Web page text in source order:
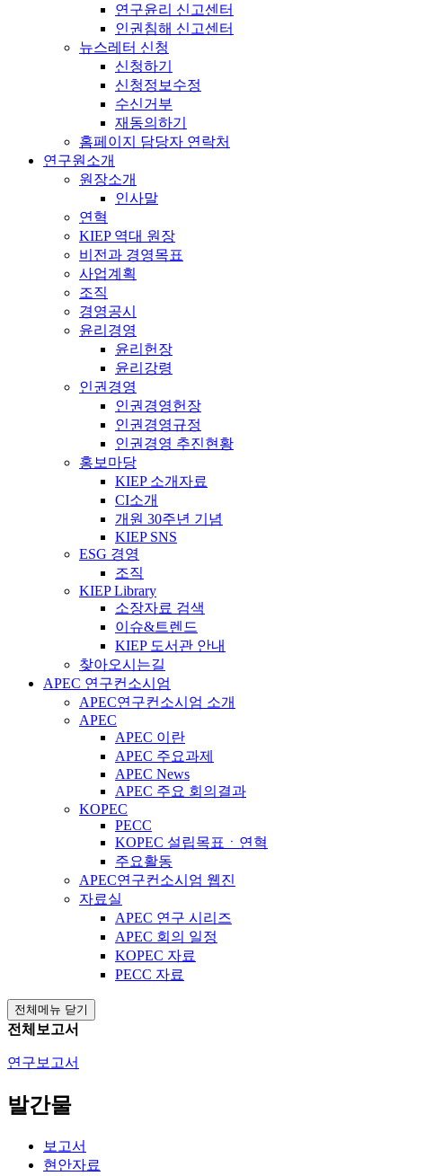
연구윤리 신고센터
인권침해 신고센터
뉴스레터 신청
신청하기
신청정보수정
수신거부
재동의하기
홈페이지 담당자 연락처
연구원소개
원장소개
인사말
연혁
KIEP 역대 원장
비전과 경영목표
사업계획
조직
경영공시
윤리경영
윤리헌장
윤리강령
인권경영
인권경영헌장
인권경영규정
인권경영 추진현황
홍보마당
KIEP 소개자료
CI소개
개원 30주년 기념
KIEP SNS
ESG 경영
조직
KIEP Library
소장자료 검색
이슈&트렌드
KIEP 도서관 안내
찾아오시는길
APEC 연구컨소시엄
APEC연구컨소시엄 소개
APEC
APEC 이란
APEC 주요과제
APEC News
APEC 주요 회의결과
KOPEC
PECC
KOPEC 설립목표ㆍ연혁
주요활동
APEC연구컨소시엄 웹진
자료실
APEC 연구 시리즈
APEC 회의 일정
KOPEC 자료
PECC 자료
전체메뉴 닫기
전체보고서
연구보고서
발간물
보고서
현안자료